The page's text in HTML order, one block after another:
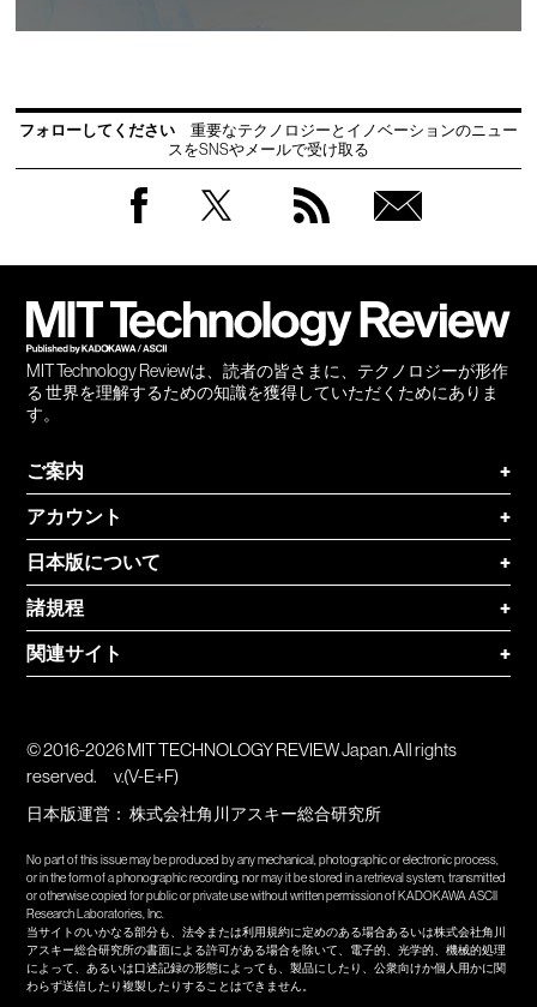
フォローしてください
重要なテクノロジーとイノベーションのニュー
スをSNSやメールで受け取る
MIT Technology Reviewは、読者の皆さまに、テクノロジーが形作
る 世界を理解するための知識を獲得していただくためにありま
す。
ご案内
+
アカウント
+
日本版について
+
諸規程
+
関連サイト
+
© 2016-2026 MIT TECHNOLOGY REVIEW Japan. All rights
reserved.
v.(V-E+F)
日本版運営：株式会社角川アスキー総合研究所
No part of this issue may be produced by any mechanical, photographic or electronic process,
or in the form of a phonographic recording, nor may it be stored in a retrieval system, transmitted
or otherwise copied for public or private use without written permission of KADOKAWA ASCII
Research Laboratories, Inc.
当サイトのいかなる部分も、法令または利用規約に定めのある場合あるいは株式会社角川
アスキー総合研究所の書面による許可がある場合を除いて、電子的、光学的、機械的処理
によって、あるいは口述記録の形態によっても、製品にしたり、公衆向けか個人用かに関
わらず送信したり複製したりすることはできません。